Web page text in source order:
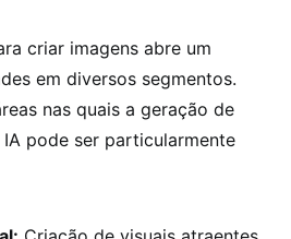
criar imagens abre um
em diversos segmentos.
nas quais a geração de
pode ser particularmente